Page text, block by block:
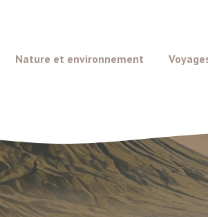
Nature et environnement